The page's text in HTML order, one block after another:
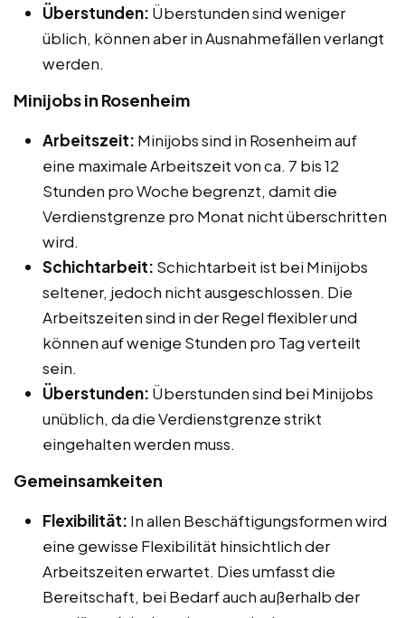
Überstunden: Überstunden sind weniger
üblich, können aber in Ausnahmefällen verlangt
werden.
Minijobs in Rosenheim
Arbeitszeit: Minijobs sind in Rosenheim auf
eine maximale Arbeitszeit von ca. 7 bis 12
Stunden pro Woche begrenzt, damit die
Verdienstgrenze pro Monat nicht überschritten
wird.
Schichtarbeit: Schichtarbeit ist bei Minijobs
seltener, jedoch nicht ausgeschlossen. Die
Arbeitszeiten sind in der Regel flexibler und
können auf wenige Stunden pro Tag verteilt
sein.
Überstunden: Überstunden sind bei Minijobs
unüblich, da die Verdienstgrenze strikt
eingehalten werden muss.
Gemeinsamkeiten
Flexibilität: In allen Beschäftigungsformen wird
eine gewisse Flexibilität hinsichtlich der
Arbeitszeiten erwartet. Dies umfasst die
Bereitschaft, bei Bedarf auch außerhalb der